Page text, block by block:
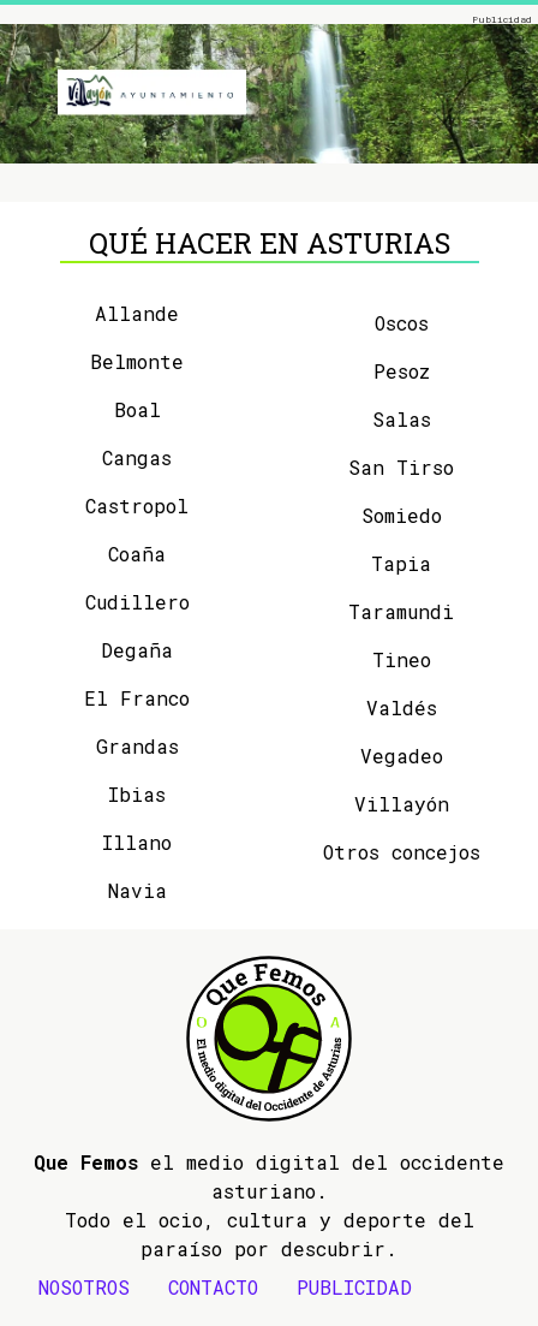
QUÉ HACER EN ASTURIAS
Allande
Belmonte
Boal
Cangas
Castropol
Coaña
Cudillero
Degaña
El Franco
Grandas
Ibias
Illano
Navia
Oscos
Pesoz
Salas
San Tirso
Somiedo
Tapia
Taramundi
Tineo
Valdés
Vegadeo
Villayón
Otros concejos
Que Femos el medio digital del occidente
asturiano.
Todo el ocio, cultura y deporte del
paraíso por descubrir.
NOSOTROS
CONTACTO PUBLICIDAD